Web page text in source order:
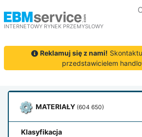
INTERNETOWY RYNEK PRZEMYSŁOWY
Reklamuj się z nami!
przedstawicielem
MATERIAŁY (604 650)
klasyfikacja